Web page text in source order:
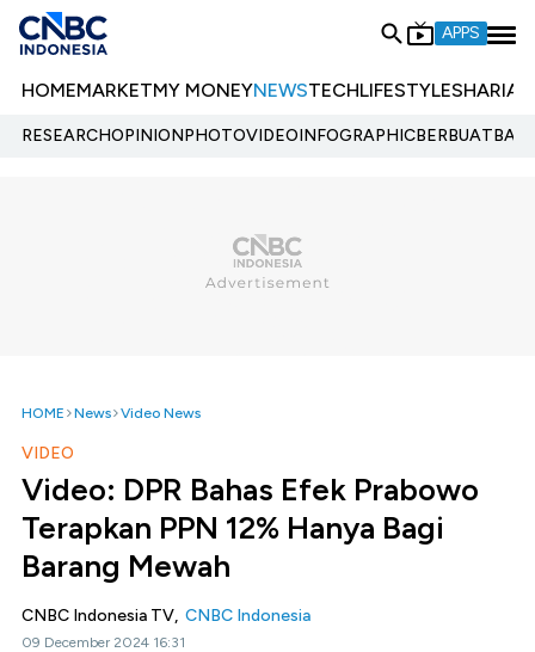
APPS
HOMEMARKETMY MONEYNEWSTECHLIFESTYLESHARIA
RESEARCHOPINIONPHOTOVIDEOINFOGRAPHIC
HOME News Video News
VIDEO
Video: DPR Bahas Efek Prabowo
Terapkan PPN 12% Hanya Bagi
Barang Mewah
CNBC Indonesia TV, CNBC Indonesia
09 December 2024 16:31